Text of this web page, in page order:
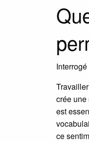
crée une
est
ce